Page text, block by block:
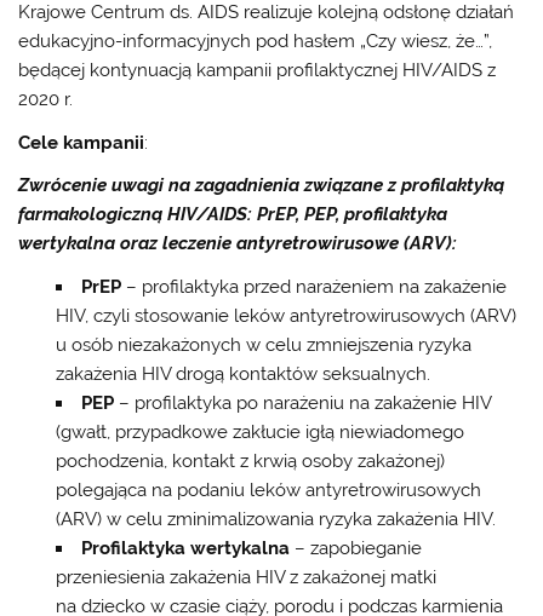
Krajowe Centrum ds. AIDS realizuje kolejną odsłonę działań
edukacyjno-informacyjnych pod hasłem „Czy wiesz, że…”,
będącej kontynuacją kampanii profilaktycznej HIV/AIDS z
2020 r.
Cele kampanii:
Zwrócenie uwagi na zagadnienia związane z profilaktyką
farmakologiczną HIV/AIDS: PrEP, PEP, profilaktyka
wertykalna oraz leczenie antyretrowirusowe (ARV):
PrEP– profilaktyka przed narażeniem na zakażenie
HIV, czyli stosowanie leków antyretrowirusowych (ARV)
u osób niezakażonych w celu zmniejszenia ryzyka
zakażenia HIV drogą kontaktów seksualnych.
PEP– profilaktyka po narażeniu na zakażenie HIV
(gwałt, przypadkowe zakłucie igłą niewiadomego
pochodzenia, kontakt z krwią osoby zakażonej)
polegająca na podaniu leków antyretrowirusowych
(ARV) w celu zminimalizowania ryzyka zakażenia HIV.
Profilaktyka wertykalna– zapobieganie
przeniesienia zakażenia HIV z zakażonej matki
na dziecko w czasie ciąży, porodu i podczas karmienia